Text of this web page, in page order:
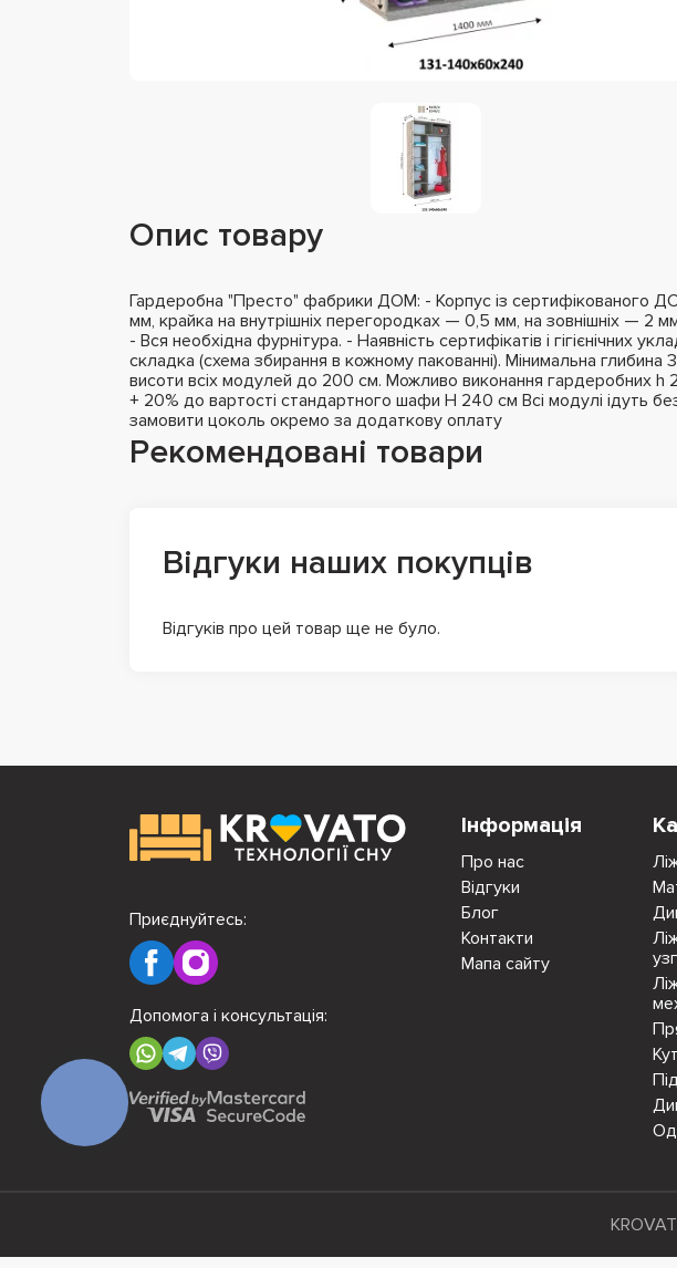
Опис товару
Гардеробна "Престо" фабрики ДОМ: - Корпус із сертифікованого
мм, крайка на внутрішніх перегородках — 0,5 мм, на зовнішніх — 2
- Вся необхідна фурнітура. - Наявність сертифікатів і гігієнічних
складка (схема збирання в кожному пакованні). Мінимальна глибина
висоти всіх модулей до 200 см. Можливо виконання гардеробних h
+ 20% до вартості стандартного шафи H 240 см Всі модулі ідуть
замовити цоколь окремо за додаткову оплату
Рекомендовані товари
Відгуки наших покупців
Відгуків про цей товар ще не було.
Інформація
Про нас
Відгуки
Блог
Контакти
Мапа сайту
Приєднуйтесь:
Допомога і консультація: